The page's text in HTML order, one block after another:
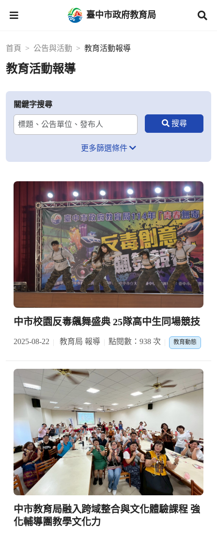
臺中市政府教育局
首頁 公告與活動 教育活動報導
教育活動報導
關鍵字搜尋
更多篩選條件
中市校園反毒飆舞盛典 25隊高中生同場競技
2025-08-22 教育局 報導 點閱數：938 次 教育動態
中市教育局融入跨域整合與文化體驗課程 強
化輔導團教學文化力